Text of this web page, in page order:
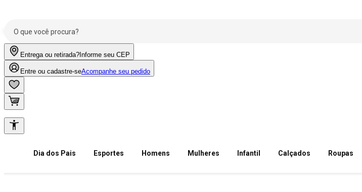
Entrega ou retirada? Informe seu CEP
Entre ou cadastre-seAcompanhe seu pedido
Dia dos Pais Esportes Homens Mulheres Infantil Calçados Roupas